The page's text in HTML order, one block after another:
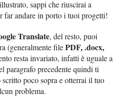
sappi che riuscirai a
far andare in porto i tuoi progetti!
Translate, del resto, puoi
(generalmente filePDF, .docx,
resta invariato, infatti è uguale a
paragrafo precedente quindi ti
poco sopra e otterrai il tuo
problema.